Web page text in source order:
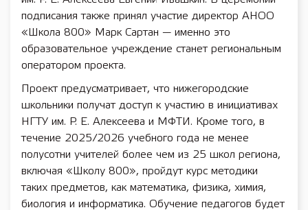
подписания также принял участие директор АНОО
«Школа 800» Марк Сартан — именно это
образовательное учреждение станет региональным
оператором проекта.
Проект предусматривает, что нижегородские
школьники получат доступ к участию в инициативах
НГТУ им. Р. Е. Алексеева и МФТИ. Кроме того, в
течение 2025/2026 учебного года не менее
полусотни учителей более чем из 25 школ региона,
включая «Школу 800», пройдут курс методики
таких предметов, как математика, физика, химия,
биология и информатика. Обучение педагогов будет